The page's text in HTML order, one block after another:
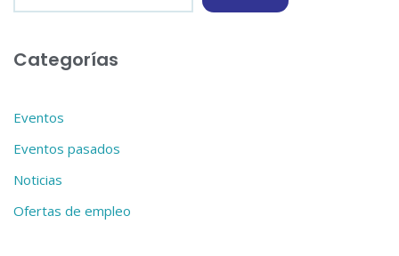
Categorías
Eventos
Eventos pasados
Noticias
Ofertas de empleo